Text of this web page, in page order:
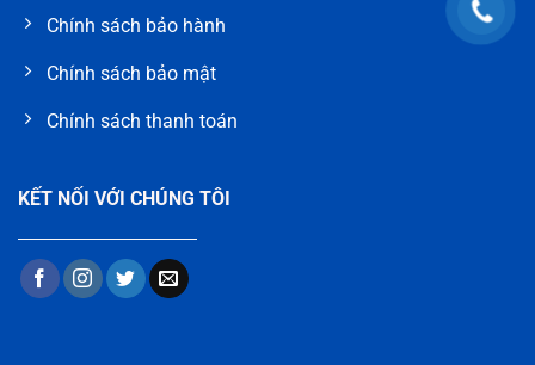
Chính sách bảo hành
Chính sách bảo mật
Chính sách thanh toán
KẾT NỐI VỚI CHÚNG TÔI